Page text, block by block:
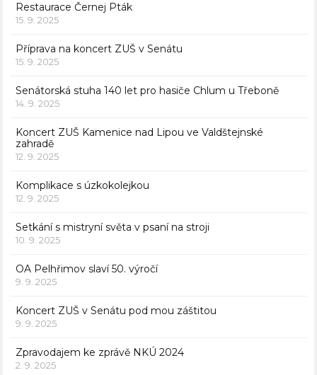
Restaurace Černej Pták
15. 9. 2025
Příprava na koncert ZUŠ v Senátu
15. 9. 2025
Senátorská stuha 140 let pro hasiče Chlum u Třeboně
14. 9. 2025
Koncert ZUŠ Kamenice nad Lipou ve Valdštejnské
zahradě
12. 9. 2025
Komplikace s úzkokolejkou
12. 9. 2025
Setkání s mistryní světa v psaní na stroji
10. 9. 2025
OA Pelhřimov slaví 50. výročí
9. 9. 2025
Koncert ZUŠ v Senátu pod mou záštitou
9. 9. 2025
Zpravodajem ke zprávě NKÚ 2024
2. 9. 2025